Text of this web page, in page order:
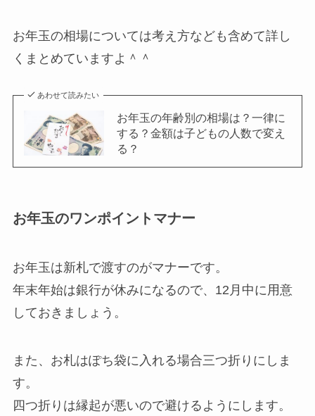
お年玉の相場については考え方なども含めて詳し
くまとめていますよ＾＾
あわせて読みたい
お年玉の年齢別の相場は？一律に
する？金額は子どもの人数で変え
る？
お年玉のワンポイントマナー
お年玉は新札で渡すのがマナーです。
年末年始は銀行が休みになるので、12月中に用意
しておきましょう。
また、お札はぽち袋に入れる場合三つ折りにしま
す。
四つ折りは縁起が悪いので避けるようにします。